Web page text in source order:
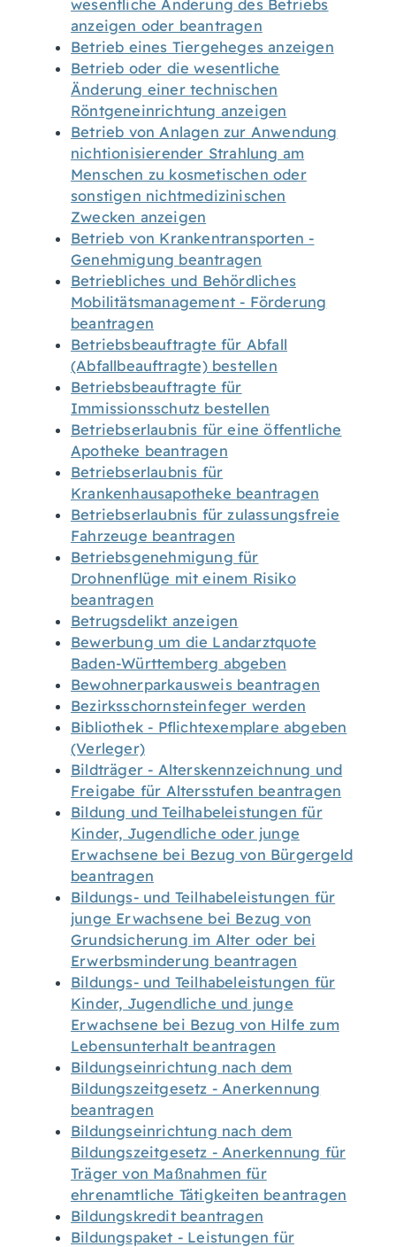
wesentliche Änderung des Betriebs
anzeigen oder beantragen
Betrieb eines Tiergeheges anzeigen
Betrieb oder die wesentliche
Änderung einer technischen
Röntgeneinrichtung anzeigen
Betrieb von Anlagen zur Anwendung
nichtionisierender Strahlung am
Menschen zu kosmetischen oder
sonstigen nichtmedizinischen
Zwecken anzeigen
Betrieb von Krankentransporten -
Genehmigung beantragen
Betriebliches und Behördliches
Mobilitätsmanagement - Förderung
beantragen
Betriebsbeauftragte für Abfall
(Abfallbeauftragte) bestellen
Betriebsbeauftragte für
Immissionsschutz bestellen
Betriebserlaubnis für eine öffentliche
Apotheke beantragen
Betriebserlaubnis für
Krankenhausapotheke beantragen
Betriebserlaubnis für zulassungsfreie
Fahrzeuge beantragen
Betriebsgenehmigung für
Drohnenflüge mit einem Risiko
beantragen
Betrugsdelikt anzeigen
Bewerbung um die Landarztquote
Baden-Württemberg abgeben
Bewohnerparkausweis beantragen
Bezirksschornsteinfeger werden
Bibliothek - Pflichtexemplare abgeben
(Verleger)
Bildträger - Alterskennzeichnung und
Freigabe für Altersstufen beantragen
Bildung und Teilhabeleistungen für
Kinder, Jugendliche oder junge
Erwachsene bei Bezug von Bürgergeld
beantragen
Bildungs- und Teilhabeleistungen für
junge Erwachsene bei Bezug von
Grundsicherung im Alter oder bei
Erwerbsminderung beantragen
Bildungs- und Teilhabeleistungen für
Kinder, Jugendliche und junge
Erwachsene bei Bezug von Hilfe zum
Lebensunterhalt beantragen
Bildungseinrichtung nach dem
Bildungszeitgesetz - Anerkennung
beantragen
Bildungseinrichtung nach dem
Bildungszeitgesetz - Anerkennung für
Träger von Maßnahmen für
ehrenamtliche Tätigkeiten beantragen
Bildungskredit beantragen
Bildungspaket - Leistungen für